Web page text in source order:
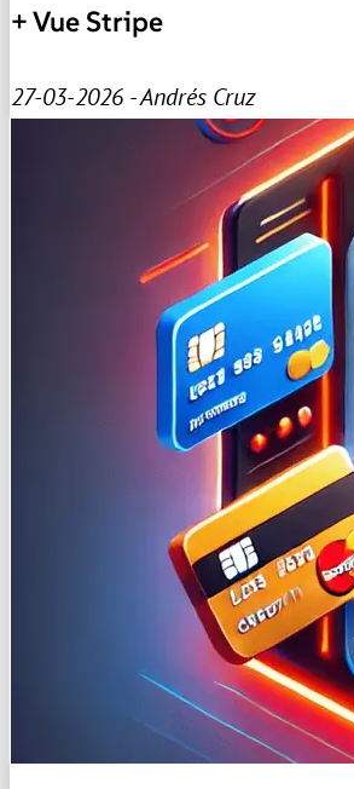
+ Vue Stripe
27-03-2026 - Andrés Cruz